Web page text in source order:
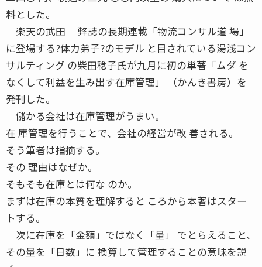
料とした。
楽天の武田 弊誌の長期連載「物流コンサル道 場」
に登場する?体力弟子?のモデル と目されている湯浅コン
サルティング の柴田稔子氏が九月に初の単著「ムダ を
なくして利益を生み出す在庫管理」 （かんき書房）を
発刊した。
儲かる会社は在庫管理がうまい。
在 庫管理を行うことで、会社の経営が改 善される。
そう筆者は指摘する。
その 理由はなぜか。
そもそも在庫とは何な のか。
まずは在庫の本質を理解すると ころから本著はスター
トする。
次に在庫を「金額」ではなく「量」 でとらえること、
その量を「日数」に 換算して管理することの意味を説